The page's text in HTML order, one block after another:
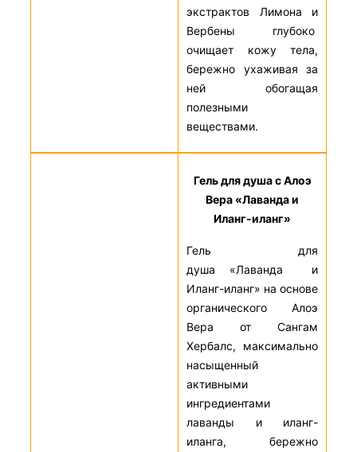
экстрактов Лимона и
Вербены глубоко
очищает кожу тела,
бережно ухаживая за
ней обогащая
полезными
веществами.
Гель для душа с Алоэ
Вера «Лаванда и
Иланг-иланг»
Гель для
душа «Лаванда и
Иланг-иланг» на основе
органического Алоэ
Вера от Сангам
Хербалс, максимально
насыщенный
активными
ингредиентами
лаванды и иланг-
иланга, бережно